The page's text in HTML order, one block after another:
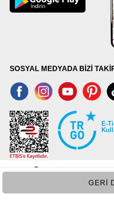
GERI
SOSYAL MEDYADA BİZİ
E-